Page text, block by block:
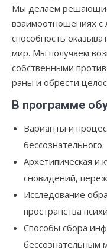
Мы делаем
взаимоотношениях
способность
мир. Мы получаем
собственными
раны и обрести
В программе
Варианты и
бессознательного.
Архетипическая и
сновидений,
Исследование
пространства
Способы сбора
бессознательным